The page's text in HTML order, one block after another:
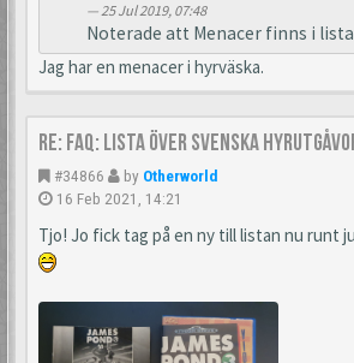
25 Jul 2019, 07:48
Noterade att Menacer finns i
Jag har en menacer i hyrväska.
Re: FAQ: Lista över svenska
#34866 by Otherworld
16 Feb 2021, 14:21
Tjo! Jo fick tag på en ny till listan nu runt